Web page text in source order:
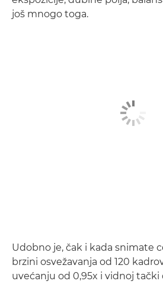
još mnogo toga.
Udobno je, čak i kada snimate
brzini osvežavanja od 120
uvećanju od 0,95x i vidnoj tački